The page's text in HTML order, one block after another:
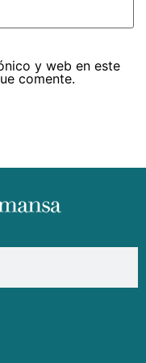
y web en este
comente.